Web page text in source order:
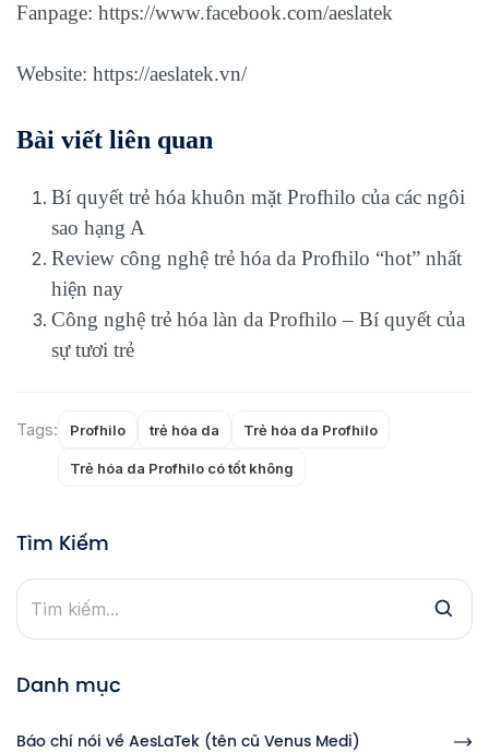
Fanpage: https://www.facebook.com/aeslatek
Website: https://aeslatek.vn/
Bài viết liên quan
Bí quyết trẻ hóa khuôn mặt Profhilo của các ngôi
sao hạng A
Review công nghệ trẻ hóa da Profhilo “hot” nhất
hiện nay
Công nghệ trẻ hóa làn da Profhilo – Bí quyết của
sự tươi trẻ
Tags: Profhilo trẻ hóa da Trẻ hóa da Profhilo
Trẻ hóa da Profhilo có tốt không
Tìm Kiếm
Danh mục
Báo chí nói về AesLaTek (tên cũ Venus Medi)